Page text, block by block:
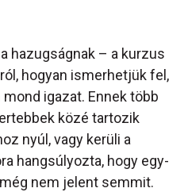
hazugságnak – a kurzus
hogyan ismerhetjük fel,
igazat. Ennek több
közé tartozik
nyúl, vagy kerüli a
hangsúlyozta, hogy egy-
nem jelent semmit.